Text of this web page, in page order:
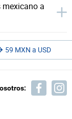
mexicano a
59 MXN a USD